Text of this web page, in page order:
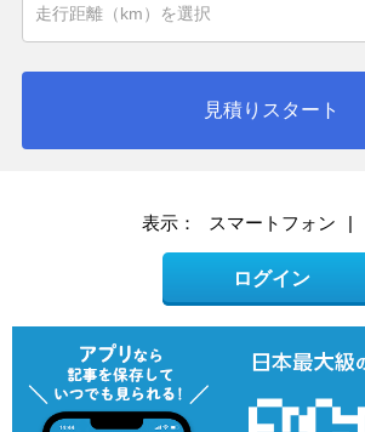
見積りスタート
表示： スマートフォン |
ログイン